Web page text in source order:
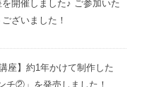
開催しました♪ ご参加いた
ざいました！
座】約1年かけて制作した
チ②」を発売しました！